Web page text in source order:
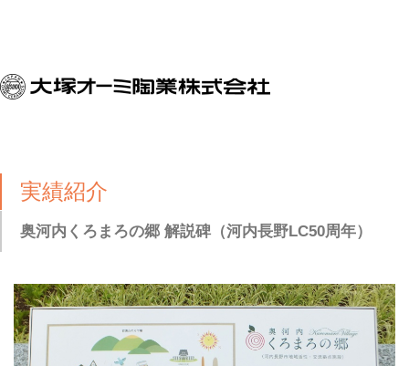
実績紹介
奥河内くろまろの郷 解説碑（河内長野LC50周年）